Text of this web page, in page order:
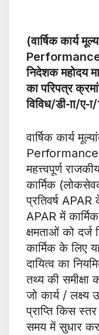
(वार्षिक कार्य
निदेशक महोदय
का परिपत्र
विविध/डी-ाा/
वार्षिक कार्य
महत्त्वपूर्ण
कार्मिक
प्रतिवर्ष
APAR में
क्षमताओं को
कार्मिक के लिए
दायित्व का
तथ्य की
जो कार्य /
प्राप्ति किस
समय में सुधार कर